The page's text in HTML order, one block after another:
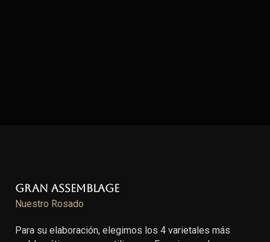
Gran Assemblage
Nuestro Rosado
Para su elaboración, elegimos los 4 varietales más